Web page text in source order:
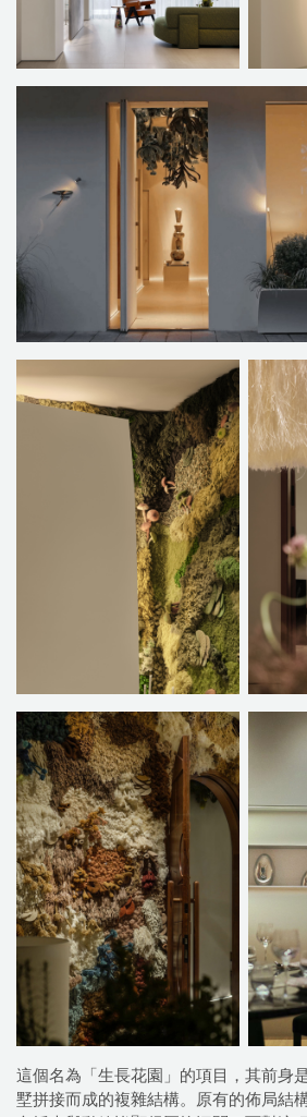
這個名為「生長花園」的項目，其前身
墅拼接而成的複雜結構。原有的佈局結